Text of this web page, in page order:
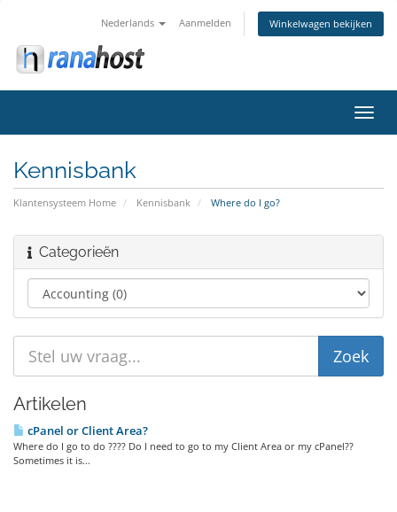
Nederlands Aanmelden Winkelwagen bekijken
in-/
Kennisbank
Klantensysteem Home Kennisbank Where do I go?
Categorieën
Artikelen
cPanel or Client Area?
Where do I go to do ???? Do I need to go to my Client Area or my cPanel??
Sometimes it is...